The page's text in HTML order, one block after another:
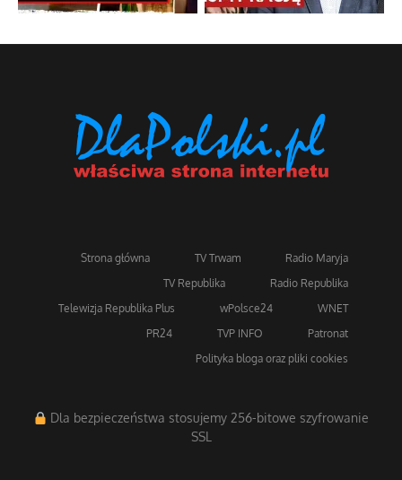
Strona główna TV Trwam
Radio Maryja
TV Republika
Radio Republika
Telewizja Republika Plus
wPolsce24
WNET
PR24
TVP INFO
Patronat
Polityka bloga oraz pliki cookies
Dla bezpieczeństwa stosujemy 256-bitowe szyfrowanie
SSL